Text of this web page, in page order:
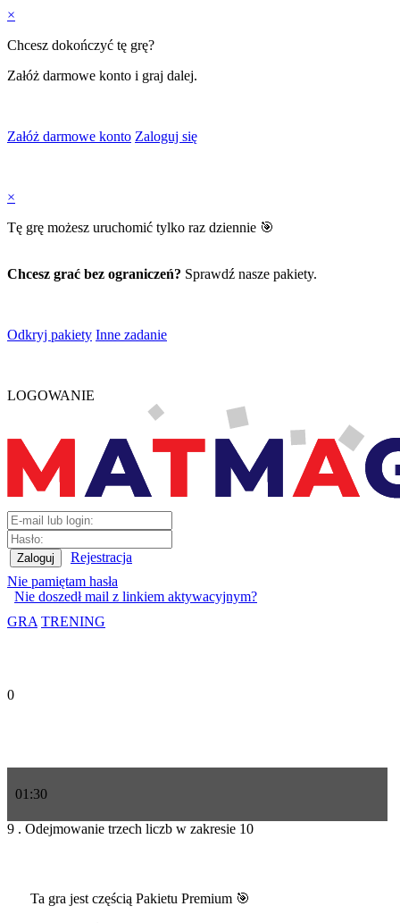
×
Chcesz dokończyć tę grę?
Załóż darmowe konto i graj dalej.
Załóż darmowe konto Zaloguj się
×
Tę grę możesz uruchomić tylko raz dziennie 🎯
Chcesz grać bez ograniczeń? Sprawdź nasze pakiety.
Odkryj pakiety Inne zadanie
LOGOWANIE
Rejestracja
Nie pamiętam hasła
Nie doszedł mail z linkiem aktywacyjnym?
GRA TRENING
0
01 :30
9 . Odejmowanie trzech liczb w zakresie 10
Ta gra jest częścią Pakietu Premium 🎯